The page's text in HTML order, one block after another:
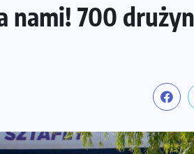
nami! 700